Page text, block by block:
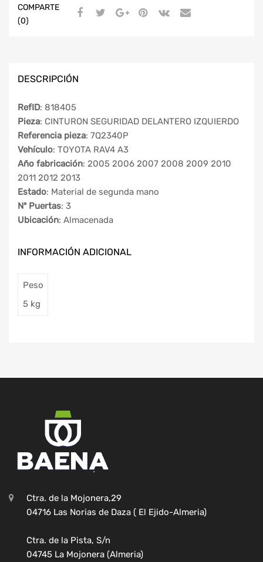
COMPARTE
(0)
DESCRIPCIÓN
RefID: 818405
Pieza: CINTURON SEGURIDAD DELANTERO IZQUIERDO
Referencia pieza: 7Q2340P
Vehículo: TOYOTA RAV4 A3
Año fabricación: 2005 2006 2007 2008 2009 2010
2011 2012 2013
Estado: Material de segunda mano
Nº Puertas: 3
Ubicación: Almacenada
INFORMACIÓN ADICIONAL
Peso
5 kg
Ctra. de la Mojonera,29
04716 Las Norias de Daza ( El Ejido-Almeria)
Ctra. de la Pista, S/n
04745 La Mojonera (Almeria)